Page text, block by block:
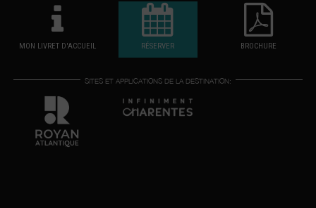
MON LIVRET D'ACCUEIL RÉSERVER BROCHURE
SITES ET APPLICATIONS DE LA DESTINATION: